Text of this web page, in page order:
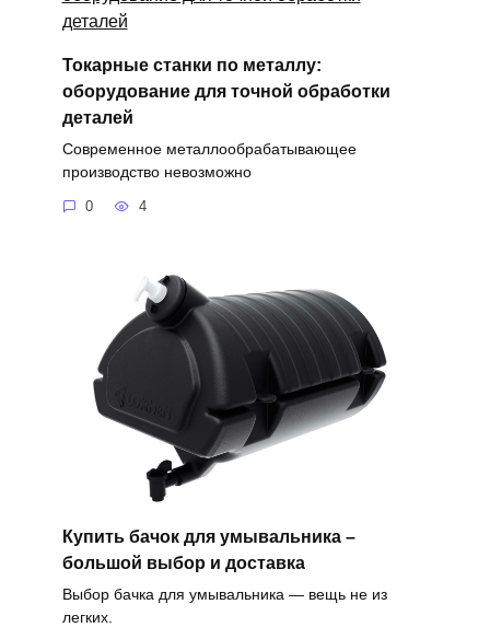
Токарные станки по металлу:
оборудование для точной обработки
деталей
Современное металлообрабатывающее
производство невозможно
0 4
Купить бачок для умывальника –
большой выбор и доставка
Выбор бачка для умывальника — вещь не из
легких.